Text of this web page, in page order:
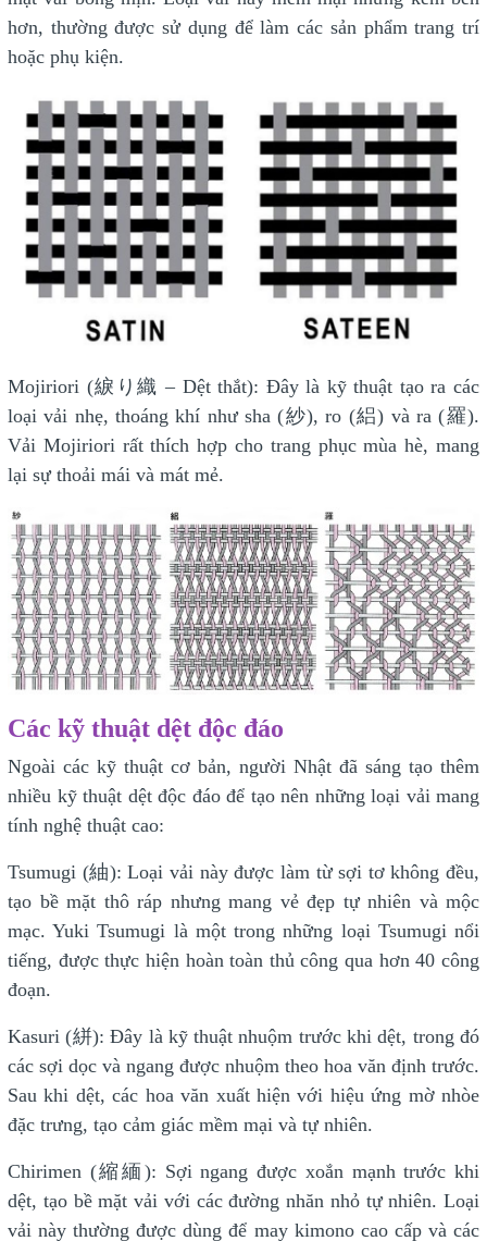
hơn, thường được sử dụng để làm các sản phẩm trang trí
hoặc phụ kiện.
Mojiriori (綟り織 – Dệt thắt): Đây là kỹ thuật tạo ra các
loại vải nhẹ, thoáng khí như sha (紗), ro (絽) và ra (羅).
Vải Mojiriori rất thích hợp cho trang phục mùa hè, mang
lại sự thoải mái và mát mẻ.
Các kỹ thuật dệt độc đáo
Ngoài các kỹ thuật cơ bản, người Nhật đã sáng tạo thêm
nhiều kỹ thuật dệt độc đáo để tạo nên những loại vải mang
tính nghệ thuật cao:
Tsumugi (紬): Loại vải này được làm từ sợi tơ không đều,
tạo bề mặt thô ráp nhưng mang vẻ đẹp tự nhiên và mộc
mạc. Yuki Tsumugi là một trong những loại Tsumugi nổi
tiếng, được thực hiện hoàn toàn thủ công qua hơn 40 công
đoạn.
Kasuri (絣): Đây là kỹ thuật nhuộm trước khi dệt, trong đó
các sợi dọc và ngang được nhuộm theo hoa văn định trước.
Sau khi dệt, các hoa văn xuất hiện với hiệu ứng mờ nhòe
đặc trưng, tạo cảm giác mềm mại và tự nhiên.
Chirimen (縮緬): Sợi ngang được xoắn mạnh trước khi
dệt, tạo bề mặt vải với các đường nhăn nhỏ tự nhiên. Loại
vải này thường được dùng để may kimono cao cấp và các